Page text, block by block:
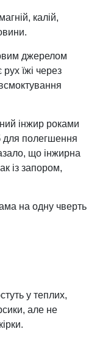
калій,
джерелом
їжі через
інжир роками
для полегшення
що інжирна
із запором,
на одну чверть
у теплих,
але не